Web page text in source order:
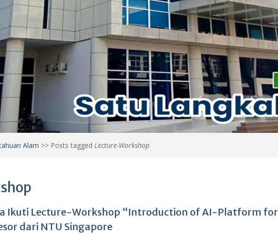
Alam >> Posts tagged Lecture-Workshop
Ikuti Lecture-Workshop “Introduction of AI-Platform for
dari NTU Singapore